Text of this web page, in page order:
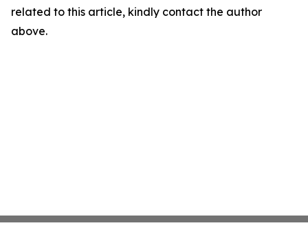
related to this article, kindly contact the author
above.